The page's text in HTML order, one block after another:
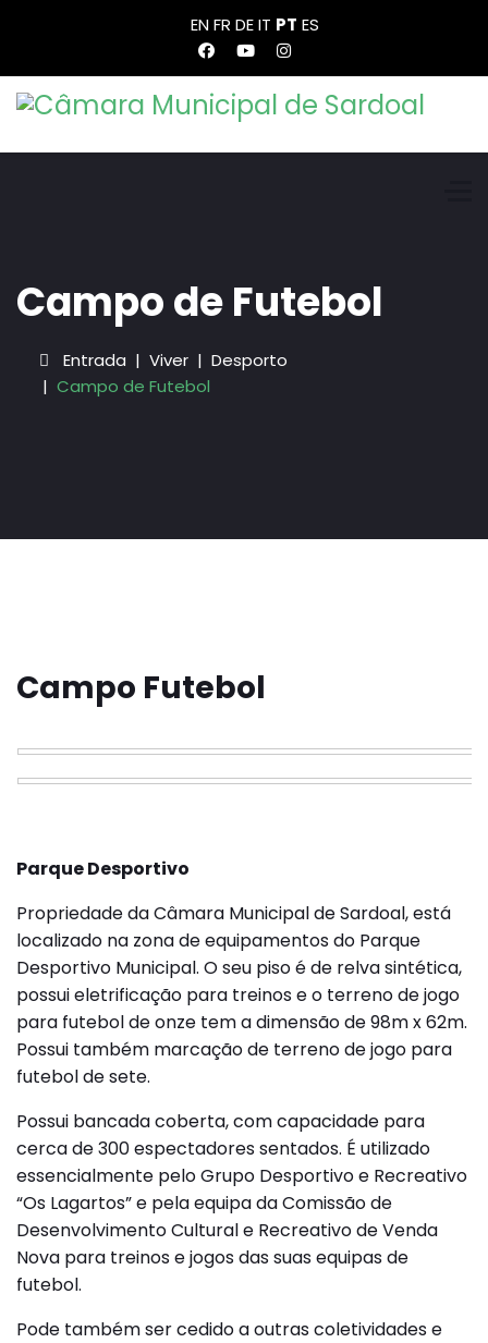
ENFR DEIT PT ES
Campo de Futebol
Entrada Viver
Desporto
Campo de Futebol
Campo Futebol
Parque Desportivo
Propriedade da Câmara Municipal de Sardoal, está
localizado na zona de equipamentos do Parque
Desportivo Municipal. O seu piso é de relva sintética,
possui eletrificação para treinos e o terreno de jogo
para futebol de onze tem a dimensão de 98m x 62m.
Possui também marcação de terreno de jogo para
futebol de sete.
Possui bancada coberta, com capacidade para
cerca de 300 espectadores sentados. É utilizado
essencialmente pelo Grupo Desportivo e Recreativo
“Os Lagartos” e pela equipa da Comissão de
Desenvolvimento Cultural e Recreativo de Venda
Nova para treinos e jogos das suas equipas de
futebol.
Pode também ser cedido a outras coletividades e